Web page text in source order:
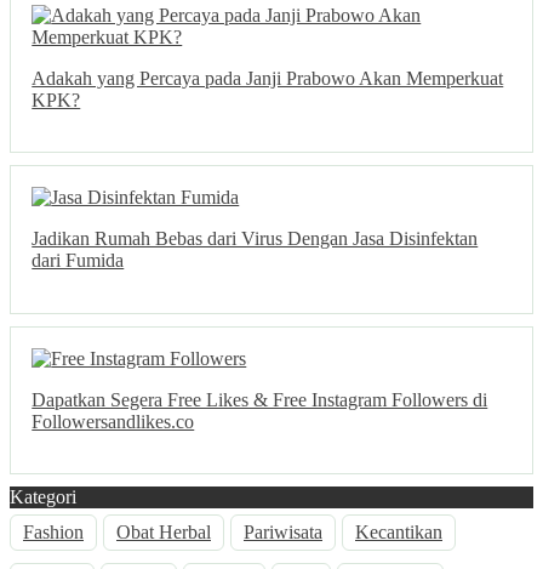
Adakah yang Percaya pada Janji Prabowo Akan Memperkuat
KPK?
Jadikan Rumah Bebas dari Virus Dengan Jasa Disinfektan
dari Fumida
Dapatkan Segera Free Likes & Free Instagram Followers di
Followersandlikes.co
Kategori
Fashion
Obat Herbal Pariwisata Kecantikan